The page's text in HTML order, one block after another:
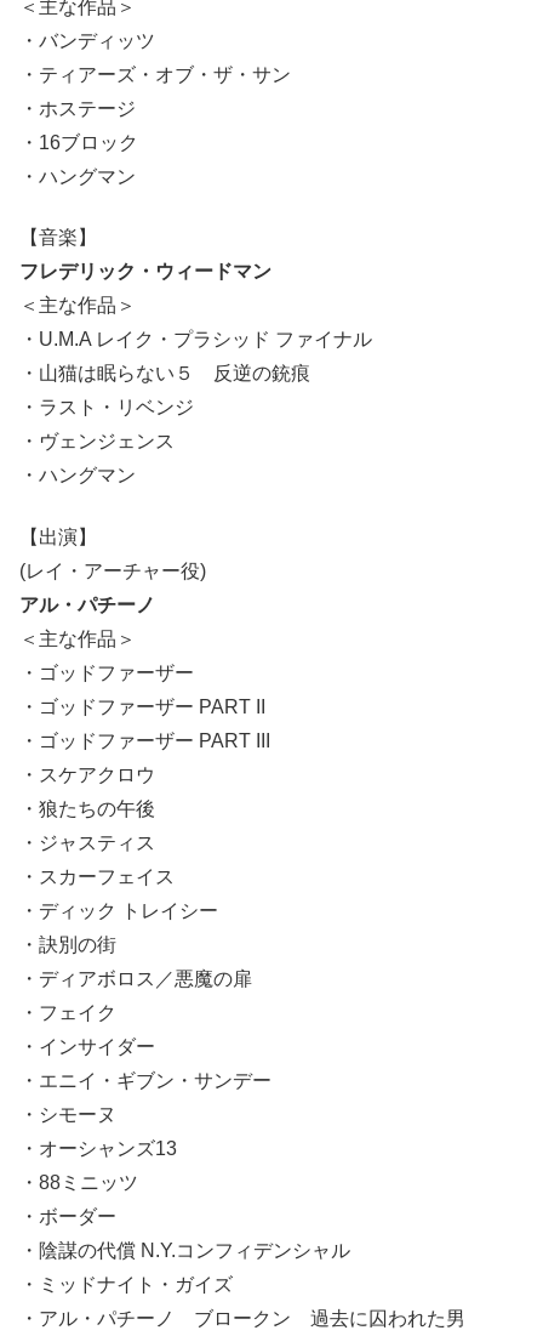
＜主な作品＞
・バンディッツ
・ティアーズ・オブ・ザ・サン
・ホステージ
・16ブロック
・ハングマン
【音楽】
フレデリック・ウィードマン
＜主な作品＞
・U.M.A レイク・プラシッド ファイナル
・山猫は眠らない５ 反逆の銃痕
・ラスト・リベンジ
・ヴェンジェンス
・ハングマン
【出演】
(レイ・アーチャー役)
アル・パチーノ
＜主な作品＞
・ゴッドファーザー
・ゴッドファーザー PART II
・ゴッドファーザー PART III
・スケアクロウ
・狼たちの午後
・ジャスティス
・スカーフェイス
・ディック トレイシー
・訣別の街
・ディアボロス／悪魔の扉
・フェイク
・インサイダー
・エニイ・ギブン・サンデー
・シモーヌ
・オーシャンズ13
・88ミニッツ
・ボーダー
・陰謀の代償 N.Y.コンフィデンシャル
・ミッドナイト・ガイズ
・アル・パチーノ ブロークン 過去に囚われた男